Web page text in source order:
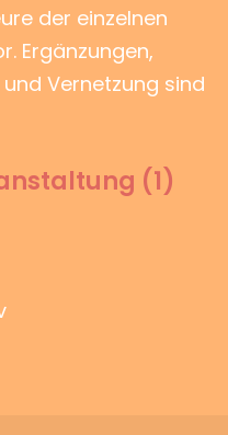
der einzelnen
Ergänzungen,
Vernetzung sind
(1)